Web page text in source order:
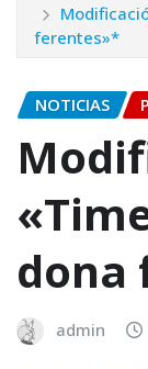
ferentes»*
NOTICIAS
dona
admin